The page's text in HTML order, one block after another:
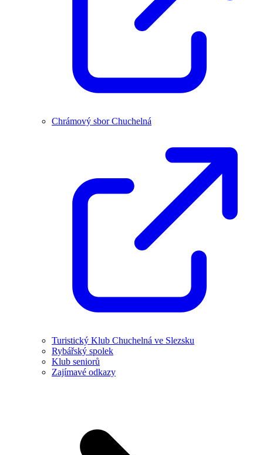
Chrámový sbor Chuchelná
Turistický Klub Chuchelná ve Slezsku
Rybářský spolek
Klub seniorů
Zajímavé odkazy